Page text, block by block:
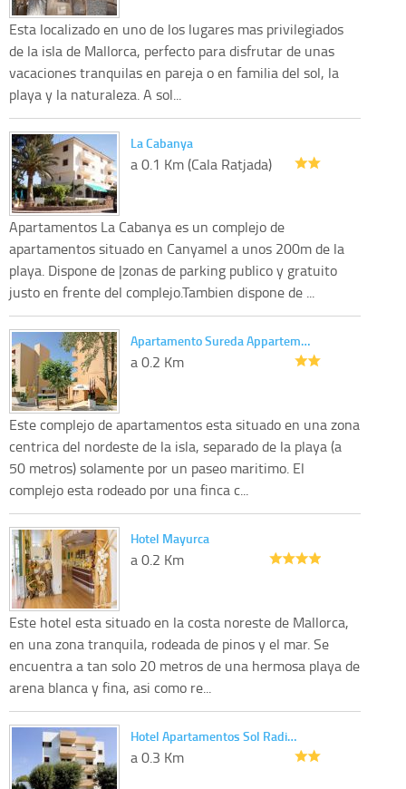
Esta localizado en uno de los lugares mas privilegiados
de la isla de Mallorca, perfecto para disfrutar de unas
vacaciones tranquilas en pareja o en familia del sol, la
playa y la naturaleza. A sol...
La Cabanya
a 0.1 Km (Cala Ratjada)
Apartamentos La Cabanya es un complejo de
apartamentos situado en Canyamel a unos 200m de la
playa. Dispone de |zonas de parking publico y gratuito
justo en frente del complejo.Tambien dispone de ...
Apartamento Sureda Appartem…
a 0.2 Km
Este complejo de apartamentos esta situado en una zona
centrica del nordeste de la isla, separado de la playa (a
50 metros) solamente por un paseo maritimo. El
complejo esta rodeado por una finca c...
Hotel Mayurca
a 0.2 Km
Este hotel esta situado en la costa noreste de Mallorca,
en una zona tranquila, rodeada de pinos y el mar. Se
encuentra a tan solo 20 metros de una hermosa playa de
arena blanca y fina, asi como re...
Hotel Apartamentos Sol Radi…
a 0.3 Km